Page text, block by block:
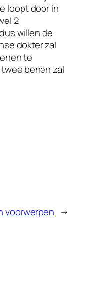
loopt door in
2
willen de
dokter zal
te
benen zal
voorwerpen →